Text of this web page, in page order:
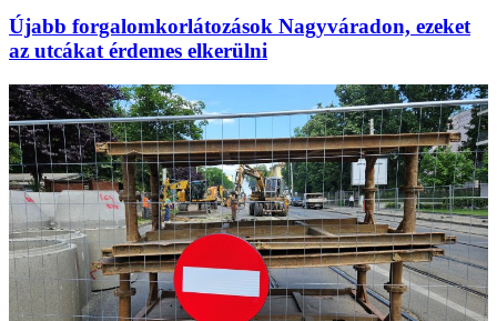
Újabb forgalomkorlátozások Nagyváradon, ezeket
az utcákat érdemes elkerülni